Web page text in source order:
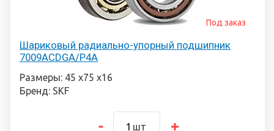
Шариковый радиально-упорный подшипник
7009ACDGA/P4A
Под заказ
Размеры: 45 х75 х16
Бренд: SKF
шт